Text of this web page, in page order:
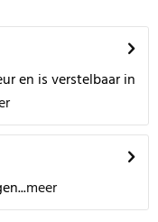
en is verstelbaar in
meer